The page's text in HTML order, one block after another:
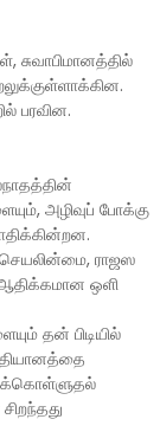
பரவின.
அழிவுப் போக்கு
ராஜஸ
ஒளி
தன் பிடியில்